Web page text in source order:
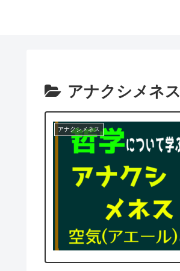
アナクシメネス
アナクシメネス